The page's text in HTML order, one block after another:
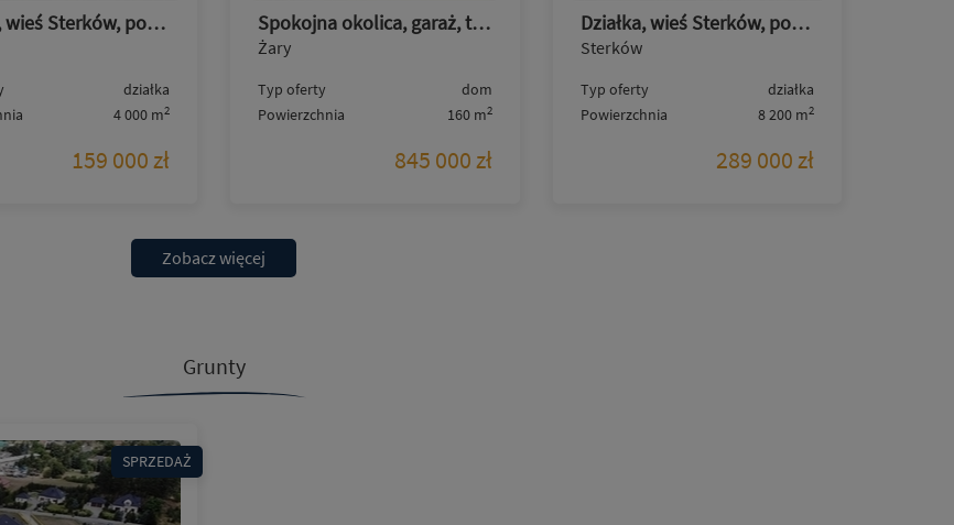
Działka, wieś Sterków, pod zabudowę 40ar, asfalt
działka
4 000 m2
159 000 zł
Spokojna okolica, garaż, taras, piękny ogród- Żary
Żary
Typ oferty
dom
Powierzchnia
160 m2
845 000 zł
Działka, wieś Sterków, pod zabudowę 82ary, asfalt
Sterków
Typ oferty
działka
Powierzchnia
8 200 m2
289 000 zł
Zobacz więcej
Grunty
SPRZEDAŻ